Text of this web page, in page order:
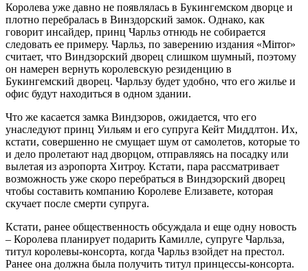
Королева уже давно не появлялась в Букингемском дворце и
плотно перебралась в Винздорский замок. Однако, как
говорит инсайдер, принц Чарльз отнюдь не собирается
следовать ее примеру. Чарльз, по заверению издания «Mirror»
считает, что Виндзорский дворец слишком шумный, поэтому
он намерен вернуть королевскую резиденцию в
Букингемский дворец. Чарльзу будет удобно, что его жилье и
офис будут находиться в одном здании.
Что же касается замка Виндзоров, ожидается, что его
унаследуют принц Уильям и его супруга Кейт Миддлтон. Их,
кстати, совершенно не смущает шум от самолетов, которые то
и дело пролетают над дворцом, отправляясь на посадку или
вылетая из аэропорта Хитроу. Кстати, пара рассматривает
возможность уже скоро перебраться в Виндзорский дворец
чтобы составить компанию Королеве Елизавете, которая
скучает после смерти супруга.
Кстати, ранее общественность обсуждала и еще одну новость
– Королева планирует подарить Камилле, супруге Чарльза,
титул королевы-консорта, когда Чарльз взойдет на престол.
Ранее она должна была получить титул принцессы-консорта.